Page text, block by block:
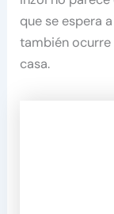
que se espera
también ocurre
casa.